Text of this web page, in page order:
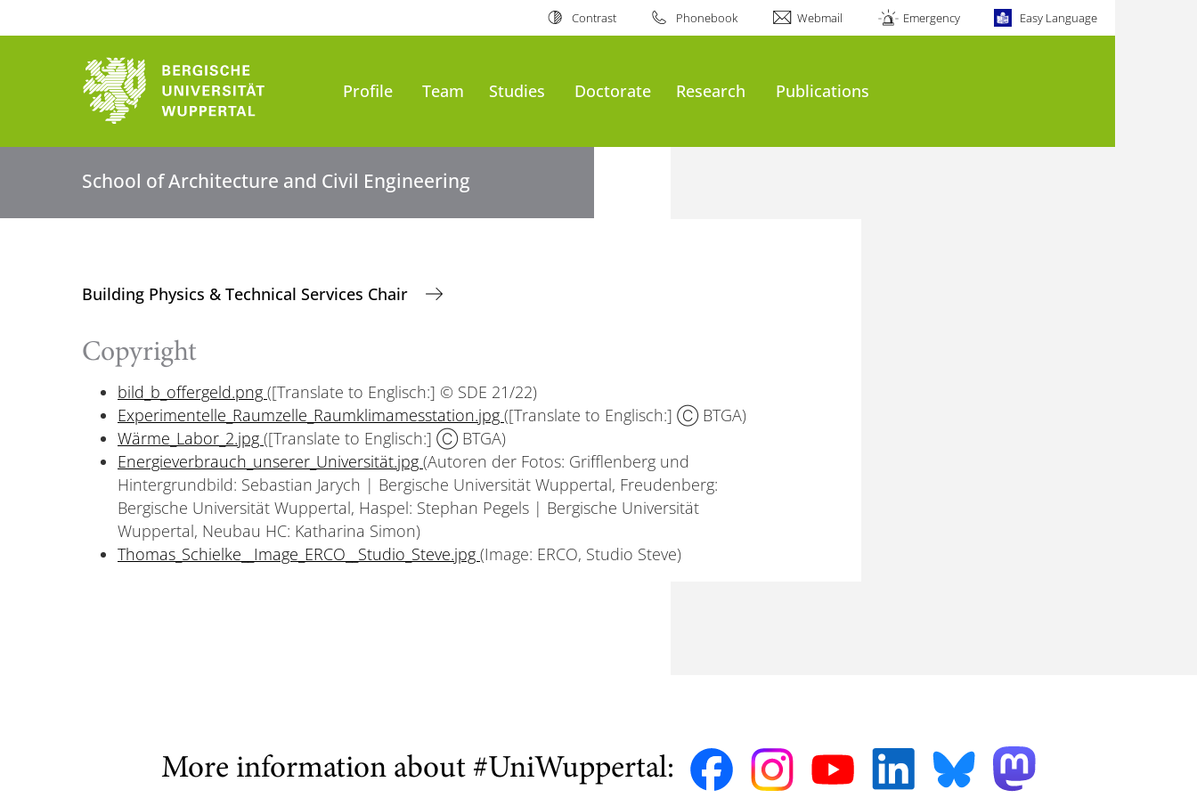
Contrast Phonebook Webmail Emergency Easy Language
Profile Team Studies Doctorate Research Publications
School of Architecture and Civil Engineering
Building Physics & Technical Services Chair
Copyright
bild_b_offergeld.png ([Translate to Englisch:] © SDE 21/22)
Experimentelle_Raumzelle_Raumklimamesstation.jpg ([Translate to Englisch:] Ⓒ BTGA)
Wärme_Labor_2.jpg ([Translate to Englisch:] Ⓒ BTGA)
Energieverbrauch_unserer_Universität.jpg (Autoren der Fotos: Grifflenberg und
Hintergrundbild: Sebastian Jarych | Bergische Universität Wuppertal, Freudenberg:
Bergische Universität Wuppertal, Haspel: Stephan Pegels | Bergische Universität
Wuppertal, Neubau HC: Katharina Simon)
Thomas_Schielke__Image_ERCO__Studio_Steve.jpg (Image: ERCO, Studio Steve)
More information about #UniWuppertal: